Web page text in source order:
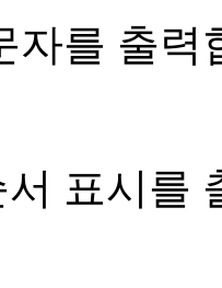
자를 출력
표시를